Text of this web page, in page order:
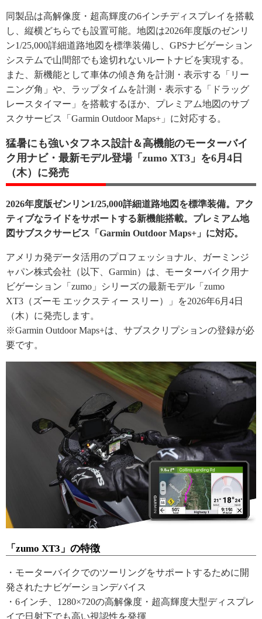
同製品は高解像度・超高輝度の6インチディスプレイを搭載
し、縦横どちらでも設置可能。地図は2026年度版のゼンリ
ン1/25,000詳細道路地図を標準装備し、GPSナビゲーション
システムで山間部でも途切れないルートナビを実現する。
また、新機能として車体の傾き角を計測・表示する「リー
ニング角」や、ラップタイムを計測・表示する「ドラッグ
レースタイマー」を搭載するほか、プレミアム地図のサブ
スクサービス「Garmin Outdoor Maps+」に対応する。
猛暑にも強いタフネス設計＆高機能のモーターバイ
ク用ナビ・最新モデル登場「zumo XT3」を6月4日
（木）に発売
2026年度版ゼンリン1/25,000詳細道路地図を標準装備。アク
ティブなライドをサポートする新機能搭載。プレミアム地
図サブスクサービス「Garmin Outdoor Maps+」に対応。
アメリカ発データ活用のプロフェッショナル、ガーミンジ
ャパン株式会社（以下、Garmin）は、モーターバイク用ナ
ビゲーション「zumo」シリーズの最新モデル「zumo
XT3（ズーモ エックスティー スリー）」を2026年6月4日
（木）に発売します。
※Garmin Outdoor Maps+は、サブスクリプションの登録が必
要です。
「zumo XT3」の特徴
・モーターバイクでのツーリングをサポートするために開
発されたナビゲーションデバイス
・6インチ、1280×720の高解像度・超高輝度大型ディスプレ
イで日射下でも高い視認性を発揮